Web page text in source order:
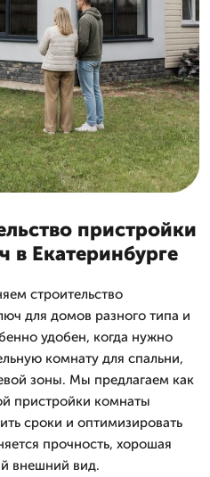
пристройки
Екатеринбурге
строительство
для домов разного типа и
удобен, когда нужно
комнату для спальни,
зоны. Мы предлагаем как
пристройки комнаты
сроки и оптимизировать
прочность, хорошая
внешний вид.